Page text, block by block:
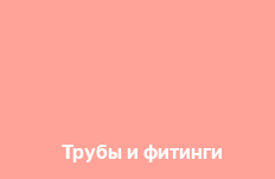
Трубы и фитинги